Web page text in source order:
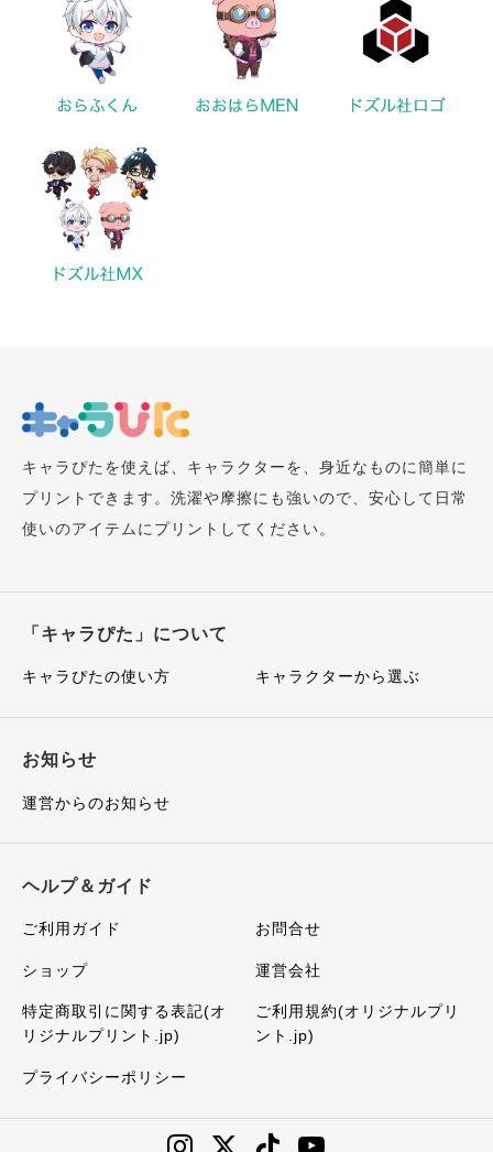
キャラぴたを使えば、キャラクターを、身近なものに簡単に
プリントできます。洗濯や摩擦にも強いので、安心して日常
使いのアイテムにプリントしてください。
「キャラぴた」について
キャラぴたの使い方 キャラクターから選ぶ
お知らせ
運営からのお知らせ
ヘルプ＆ガイド
ご利用ガイド お問合せ
ショップ 運営会社
特定商取引に関する表記(オ
リジナルプリント.jp)
ご利用規約(オリジナルプリ
ント.jp)
プライバシーポリシー